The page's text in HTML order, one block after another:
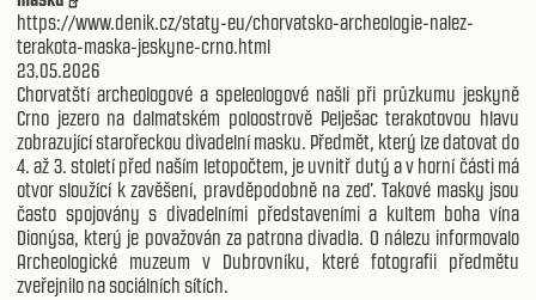
https://www.denik.cz/staty-eu/chorvatsko-archeologie-nalez-
terakota-maska-jeskyne-crno.html
23.05.2026
Chorvatští archeologové a speleologové našli při průzkumu jeskyně
Crno jezero na dalmatském poloostrově Pelješac terakotovou hlavu
zobrazující starořeckou divadelní masku. Předmět, který lze datovat do
4. až 3. století před naším letopočtem, je uvnitř dutý a v horní části má
otvor sloužící k zavěšení, pravděpodobně na zeď. Takové masky jsou
často spojovány s divadelními představeními a kultem boha vína
Dionýsa, který je považován za patrona divadla. O nálezu informovalo
Archeologické muzeum v Dubrovníku, které fotografii předmětu
zveřejnilo na sociálních sítích.